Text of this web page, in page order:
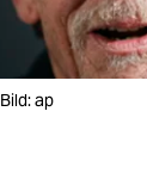
Bild: ap